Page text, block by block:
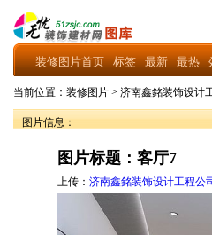
装修图片首页 标签 最新 最热
当前位置： 装修图片 > 济南鑫銘装饰设计
图片信息：
图片标题：客厅7
上传： 济南鑫銘装饰设计工程公